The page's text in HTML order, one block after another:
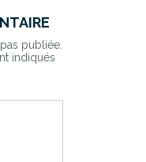
publiée.
indiqués